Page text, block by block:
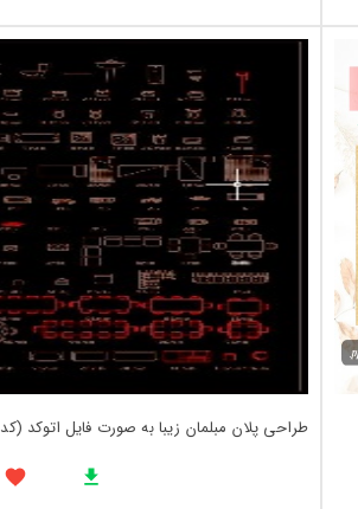
طراحی پلان مبلمان زیبا به صورت فایل اتوکد (کد1682)